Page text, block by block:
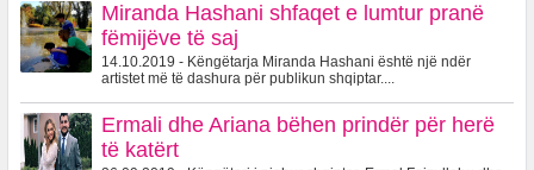
Miranda Hashani shfaqet e lumtur pranë
fëmijëve të saj
14.10.2019 - Këngëtarja Miranda Hashani është një ndër
artistet më të dashura për publikun shqiptar....
Ermali dhe Ariana bëhen prindër për herë
të katërt